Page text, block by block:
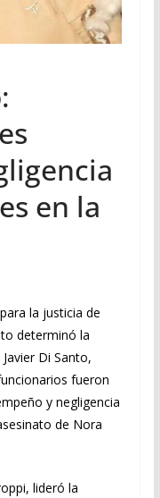
en la
la justicia de
determinó la
Di Santo,
fueron
y negligencia
de Nora
lideró la